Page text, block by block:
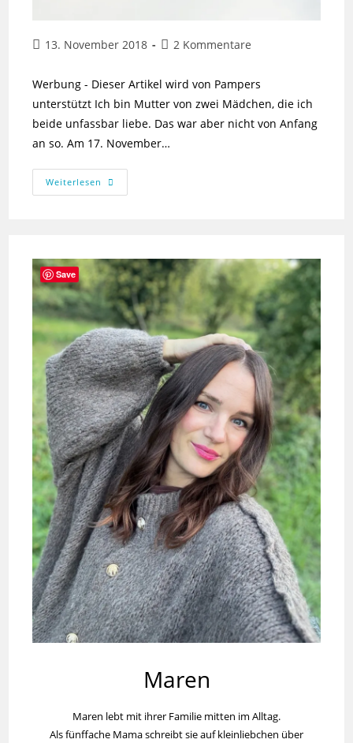
Beitrag
13. November 2018
Beitrags-
2 Kommentare
Werbung - Dieser Artikel wird von Pampers
unterstützt Ich bin Mutter von zwei Mädchen, die ich
beide unfassbar liebe. Das war aber nicht von Anfang
an so. Am 17. November…
Weiterlesen Zu
Früh
Erfahrungsbericht
Einer
Frühgeburt
Maren
Maren lebt mit ihrer Familie mitten im Alltag.
Als fünffache Mama schreibt sie auf kleinliebchen über
Save